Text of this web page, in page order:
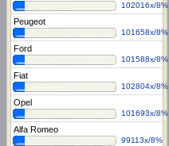
102016x/8%
Peugeot
101658x/8%
Ford
101588x/8%
Fiat
102804x/8%
Opel
101693x/8%
Alfa Romeo
99113x/8%